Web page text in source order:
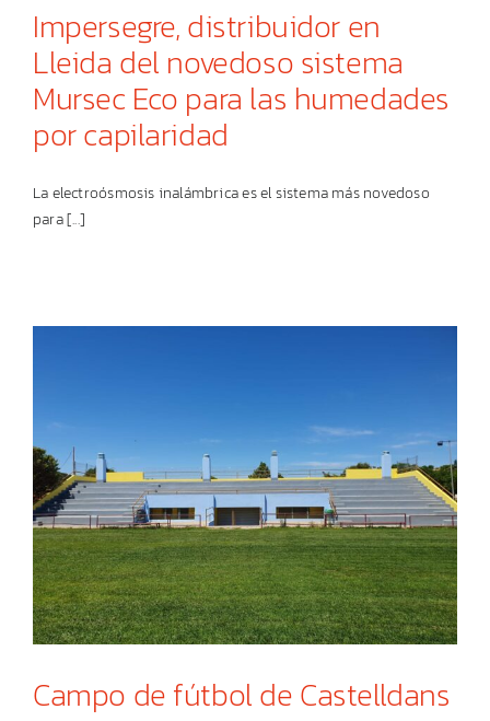
Impersegre, distribuidor en
Lleida del novedoso sistema
Mursec Eco para las humedades
por capilaridad
La electroósmosis inalámbrica es el sistema más novedoso
para [...]
Campo de fútbol de Castelldans